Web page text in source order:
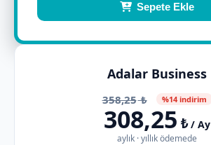
Sepete Ekle
Adalar Business
358,25₺ %14 indirim
308,25 ₺/ Ay
aylık · yıllık ödemede